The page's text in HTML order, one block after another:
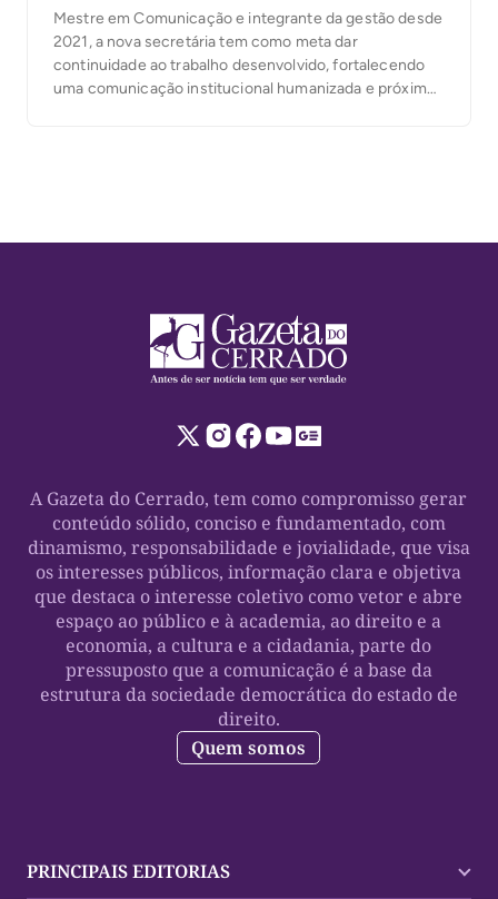
Mestre em Comunicação e integrante da gestão desde
2021, a nova secretária tem como meta dar
continuidade ao trabalho desenvolvido, fortalecendo
uma comunicação institucional humanizada e próxima
A Gazeta do Cerrado, tem como compromisso gerar
conteúdo sólido, conciso e fundamentado, com
dinamismo, responsabilidade e jovialidade, que visa
os interesses públicos, informação clara e objetiva
que destaca o interesse coletivo como vetor e abre
espaço ao público e à academia, ao direito e a
economia, a cultura e a cidadania, parte do
pressuposto que a comunicação é a base da
estrutura da sociedade democrática do estado de
direito.
Quem somos
PRINCIPAIS EDITORIAS